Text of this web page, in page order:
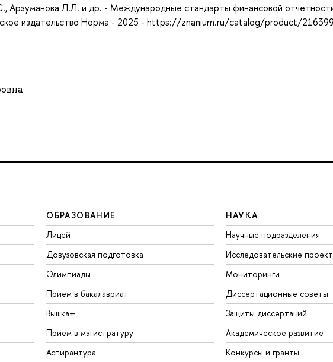
Арзуманова Л.Л. и др. - Международные стандарты финансовой
издательство Норма - 2025 - https://znanium.ru/catalog/product/
ОБРАЗОВАНИЕ
Лицей
Довузовская подготовка
Олимпиады
Прием в бакалавриат
Вышка+
Прием в магистратуру
Аспирантура
НАУКА
Научные подразделения
Исследовательские
Мониторинги
Диссертационные советы
Защиты диссертаций
Академическое развитие
Конкурсы и гранты